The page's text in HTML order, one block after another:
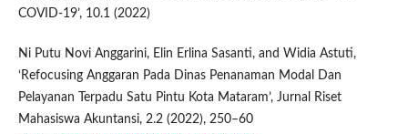
COVID-19’, 10.1 (2022)
Ni Putu Novi Anggarini, Elin Erlina Sasanti, and Widia Astuti,
‘Refocusing Anggaran Pada Dinas Penanaman Modal Dan
Pelayanan Terpadu Satu Pintu Kota Mataram’, Jurnal Riset
Mahasiswa Akuntansi, 2.2 (2022), 250–60